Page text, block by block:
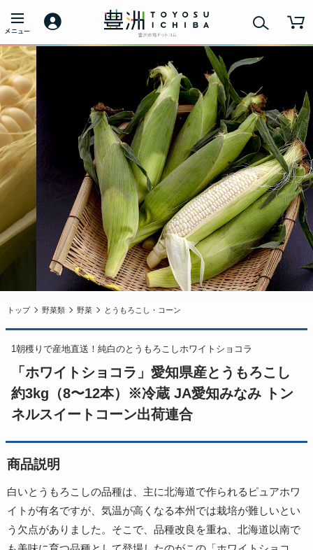
トップ 野菜類 野菜 とうもろこし・コーン
1朝穫りで産地直送！純白のとうもろこしホワイトショコラ
「ホワイトショコラ」愛知県産とうもろこし
約3kg（8〜12本）※冷蔵 JA愛知みなみ トン
ネルスイートコーン出荷連合
商品説明
白いとうもろこしの品種は、主に北海道で作られるピュアホワ
イトが有名ですが、気温が高くなる本州では栽培が難しいとい
う欠点がありました。そこで、品種改良を重ね、北海道以南で